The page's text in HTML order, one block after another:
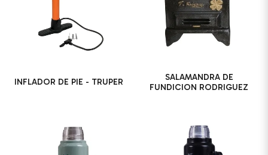
INFLADOR DE PIE - TRUPER
SALAMANDRA DE
FUNDICION RODRIGUEZ